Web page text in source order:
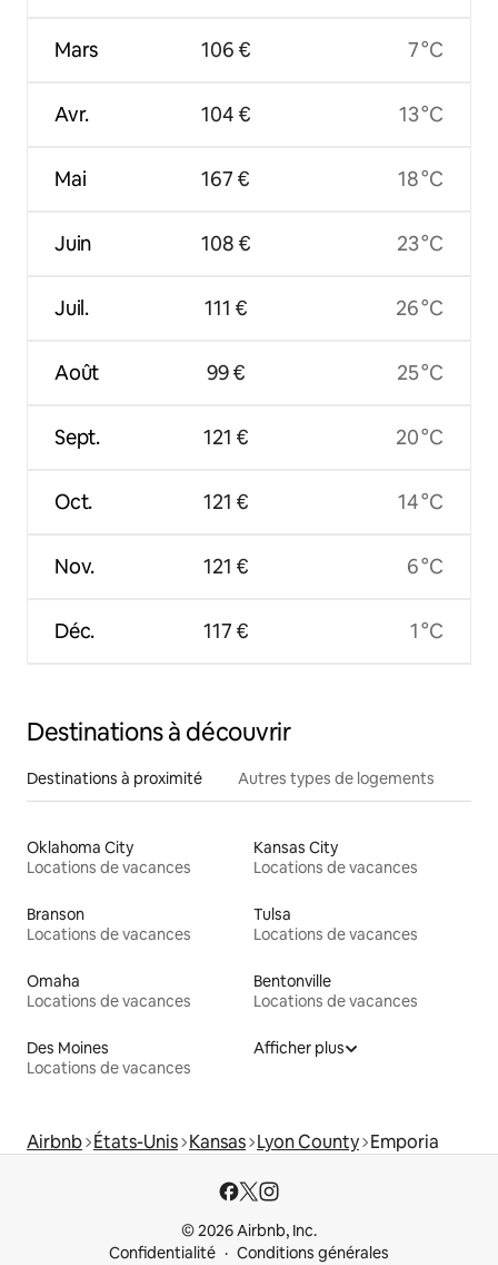
Mars
Avr.
Mai
Juin
Juil.
Août
Sept.
Oct.
Nov.
Déc.
106 €
104 €
167 €
108 €
111 €
99 €
121 €
121 €
121 €
117 €
7 °C
13 °C
18 °C
23 °C
26 °C
25 °C
20 °C
14 °C
6 °C
1 °C
Destinations à découvrir
Destinations à proximité Autres types de logements
Oklahoma City
Locations de vacances
Kansas City
Locations de vacances
Branson
Locations de vacances
Tulsa
Locations de vacances
Omaha
Locations de vacances
Bentonville
Locations de vacances
Des Moines
Locations de vacances
Afficher plus
Airbnb États-Unis Kansas Lyon County Emporia
© 2026 Airbnb, Inc.
Confidentialité
Conditions générales